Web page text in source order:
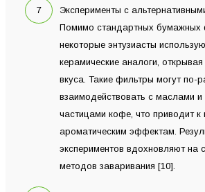
Эксперименты с
Помимо стандартных бумажных
некоторые энтузиасты
керамические аналоги,
вкуса. Такие фильтры могут по-
взаимодействовать с маслами
частицами кофе, что приводит
ароматическим эффектам.
экспериментов вдохновляют на
методов заваривания [10].